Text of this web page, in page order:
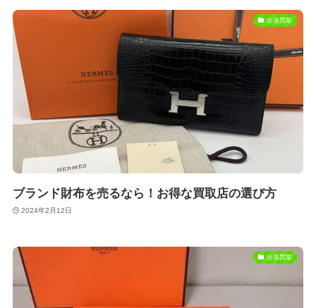
出張買取
ブランド財布を売るなら！お得な買取店の選び方
2024年2月12日
出張買取